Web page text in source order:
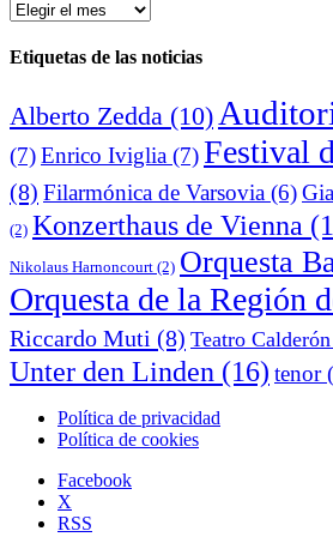
Archivo
noticias
Etiquetas de las noticias
Alberto Zedda (10)
(7)Enrico Iviglia (7)Festival
(8) Filarmónica de Varsovia (6)
(2) Konzerthaus de Vienna
Nikolaus Harnoncourt (2) Orquesta
Orquesta de la Región
Riccardo Muti (8) Teatro Calderón
Unter den Linden (16) tenor
Política de privacidad
Política de cookies
Facebook
X
RSS